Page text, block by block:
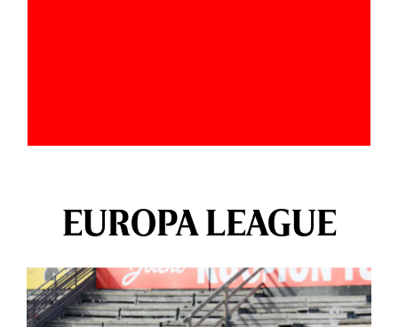
EUROPA LEAGUE